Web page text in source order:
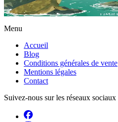
Voir
Acheter
Menu
Accueil
Blog
Conditions générales de vente
Mentions légales
Contact
Suivez-nous sur les réseaux sociaux